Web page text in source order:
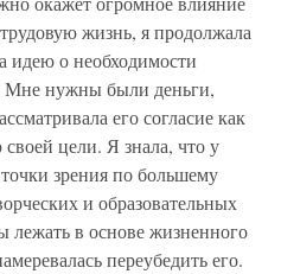
жизнь, я продолжала
идею о необходимости
Мне нужны были деньги,
его согласие как
цели. Я знала, что у
зрения по большему
и образовательных
лежать в основе жизненного
переубедить его.